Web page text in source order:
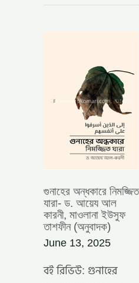
গুনাহের অন্ধকারে নিমজ্জিত
যারা- ড. আয়েয আল
কারনী, মাওলানা ইউসুফ
তাশফীন (অনুবাদক)
June 13, 2025
বই রিভিউ: গুনাহের
যারা-
আয়েয
আল
কারনী,
মাওলানা
ইউসুফ
তাশফীন
(অনুবাদক)